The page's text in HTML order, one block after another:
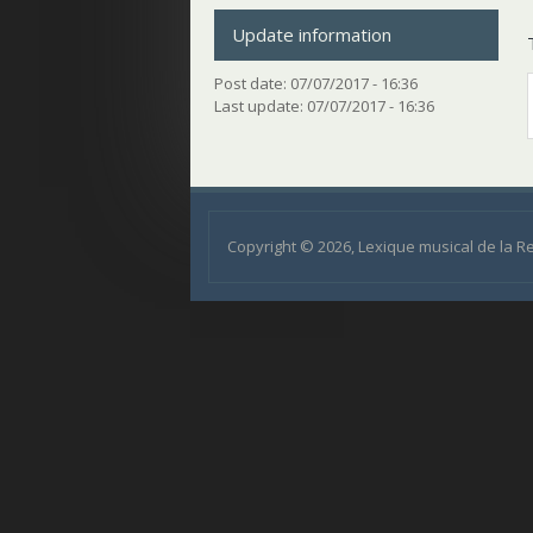
Update information
Post date: 07/07/2017 - 16:36
Last update: 07/07/2017 - 16:36
Copyright © 2026, Lexique musical de la